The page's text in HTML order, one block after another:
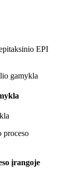
EPI
įrangoje